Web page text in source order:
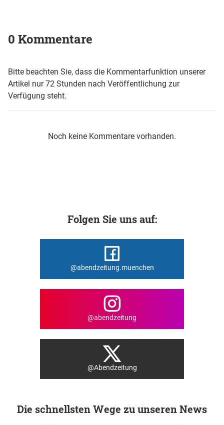
0 Kommentare
Bitte beachten Sie, dass die Kommentarfunktion unserer
Artikel nur 72 Stunden nach Veröffentlichung zur
Verfügung steht.
Noch keine Kommentare vorhanden.
Folgen Sie uns auf:
@abendzeitung.muenchen
@abendzeitung
@Abendzeitung
Die schnellsten Wege zu unseren News